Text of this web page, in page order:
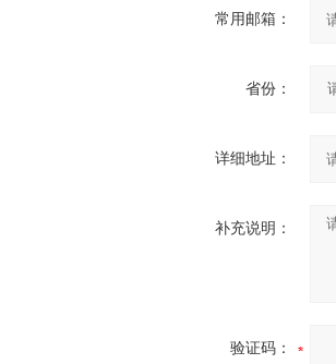
常用邮箱：
省份：
详细地址：
补充说明：
验证码：